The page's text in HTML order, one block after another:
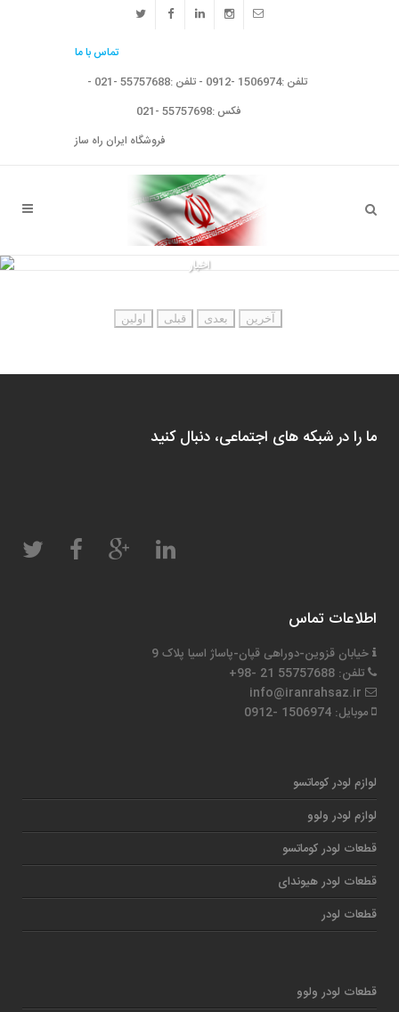
تماس با ما
تلفن :1506974 -0912 - تلفن :55757688 -021 -
فکس :55757698 -021
فروشگاه ایران راه ساز
اخبار
ما را در شبکه های اجتماعی، دنبال کنید
اطلاعات تماس
خیابان قزوین-دوراهی قپان-پاساژ اسیا پلاک 9
تلفن: 55757688 21 -98+
موبایل: 1506974 -0912
لوازم لودر کوماتسو
لوازم لودر ولوو
قطعات لودر کوماتسو
قطعات لودر هیوندای
قطعات لودر
قطعات لودر ولوو